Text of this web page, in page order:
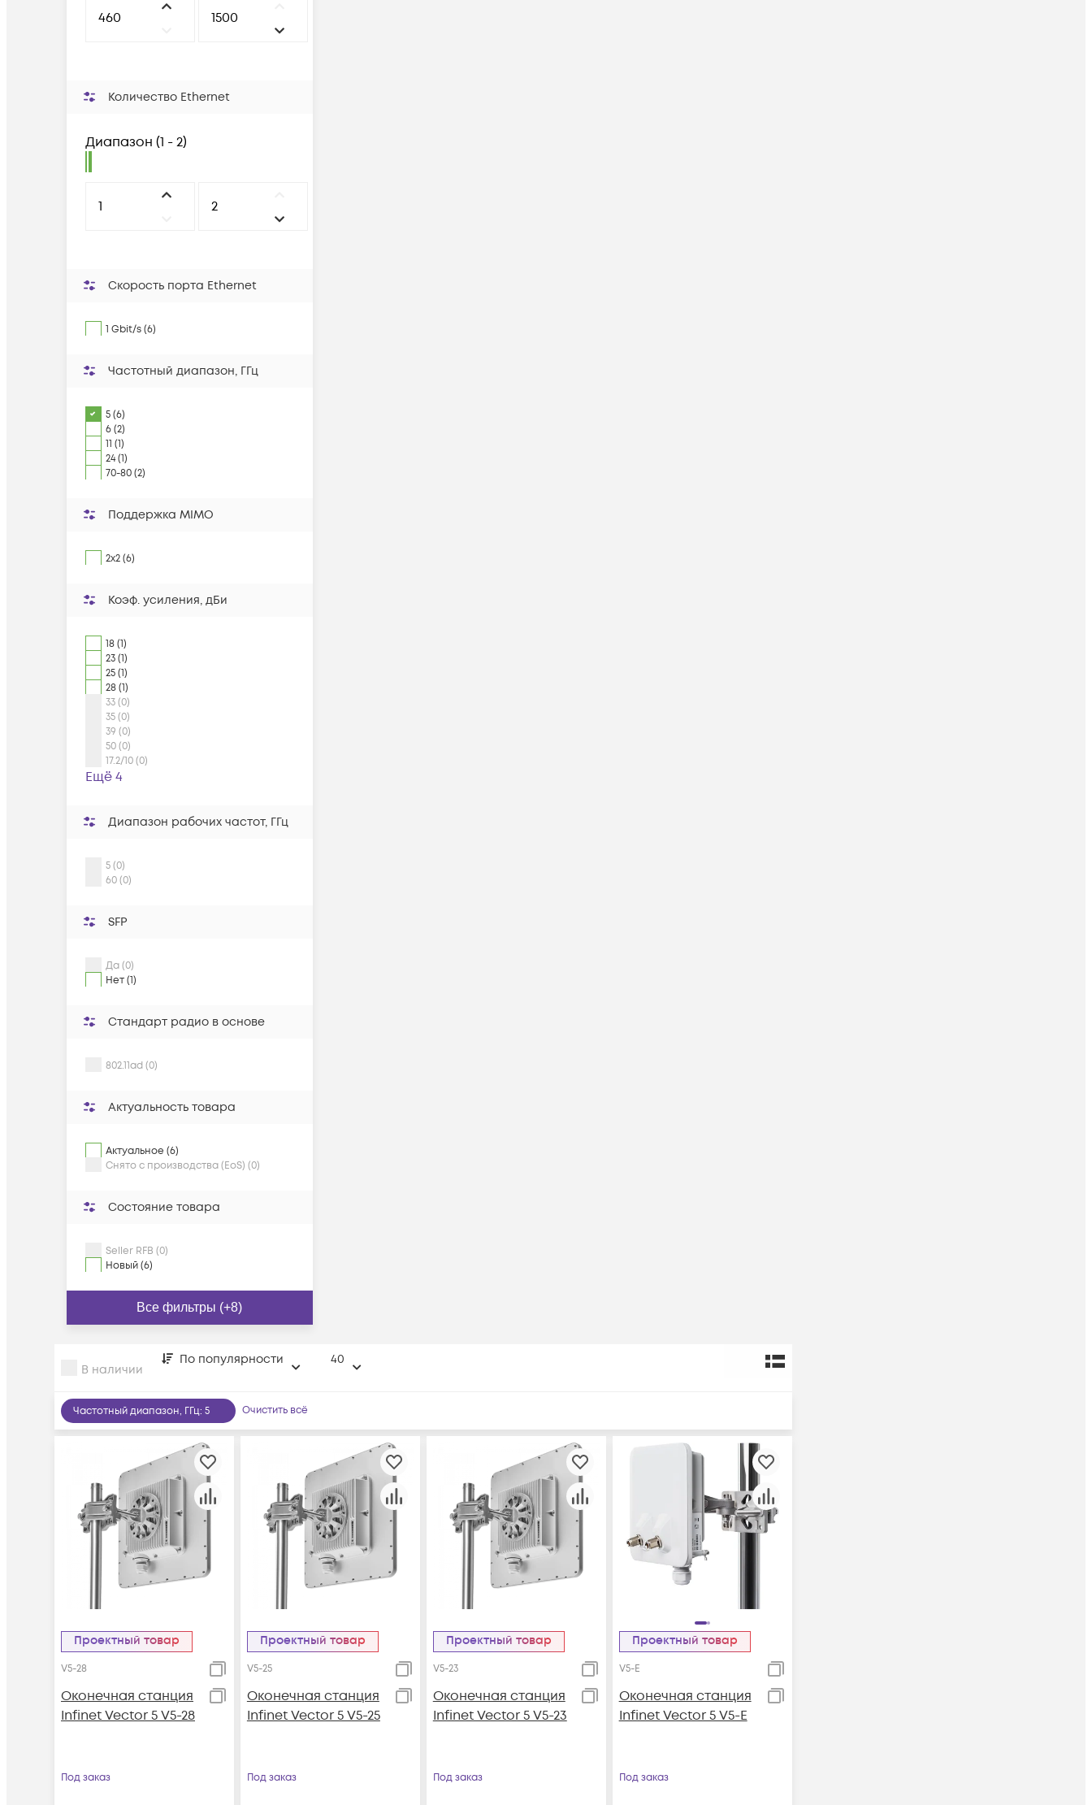
Количество Ethernet
Диапазон (1 - 2)
Скорость порта Ethernet
1 Gbit/s (6)
Частотный диапазон, ГГц
5 (6)
6 (2)
11 (1)
24 (1)
70-80 (2)
Поддержка MIMO
2x2 (6)
Коэф. усиления, дБи
18 (1)
23 (1)
25 (1)
28 (1)
33 (0)
35 (0)
39 (0)
50 (0)
17.2/10 (0)
Ещё 4
Диапазон рабочих частот, ГГц
5 (0)
60 (0)
SFP
Да (0)
Нет (1)
Стандарт радио в основе
802.11ad (0)
Актуальность товара
Актуальное (6)
Снято с производства (EoS) (0)
Состояние товара
Seller RFB (0)
Новый (6)
Все фильтры (+8)
В наличии
По популярности 40
Частотный диапазон, ГГц: 5 Очистить всё
Проектный товар
V5-28
Оконечная станция
Infinet Vector 5 V5-28
Под заказ
Проектный товар
V5-25
Оконечная станция
Infinet Vector 5 V5-25
Под заказ
Проектный товар
V5-23
Оконечная станция
Infinet Vector 5 V5-23
Под заказ
Проектный товар
V5-E
Оконечная станция
Infinet Vector 5 V5-E
Под заказ